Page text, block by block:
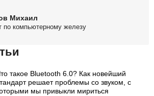
Михаил
по компьютерному железу
такое Bluetooth 6.0? Как новейший
решает проблемы со звуком, с
мы привыкли мириться